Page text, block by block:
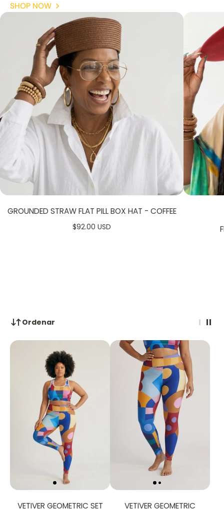
SHOP NOW
GROUNDED STRAW FLAT PILL BOX HAT - COFFEE
$92.00 USD
Ordenar
VETIVER GEOMETRIC SET
VETIVER GEOMETRIC